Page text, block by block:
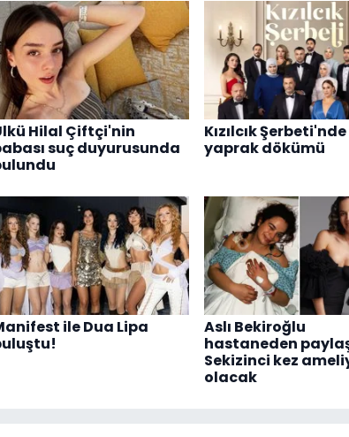
Hilal Çiftçi'nin
suç duyurusunda
Kızılcık Şerbeti'nde
yaprak dökümü
ile Dua Lipa
Aslı Bekiroğlu
hastaneden
Sekizinci kez
olacak